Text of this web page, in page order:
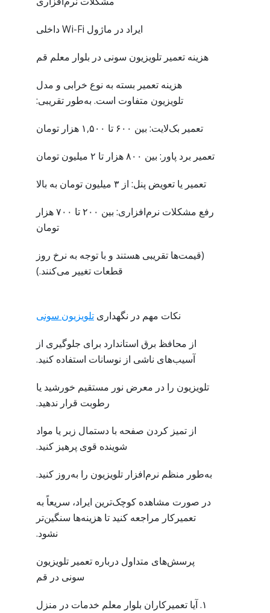
ایراد در ماژول Wi-Fi داخلی
هزینه تعمیر تلویزیون سونی در بلوار معلم قم
هزینه تعمیر بسته به نوع خرابی و مدل
تلویزیون متفاوت است. به‌طور تقریبی:
تعمیر بک‌لایت: بین ۶۰۰ تا ۱,۵۰۰ هزار تومان
تعمیر برد پاور: بین ۸۰۰ هزار تا ۲ میلیون تومان
تعمیر یا تعویض پنل: از ۳ میلیون تومان به بالا
رفع مشکلات نرم‌افزاری: بین ۲۰۰ تا ۷۰۰ هزار
تومان
(قیمت‌ها تقریبی هستند و با توجه به نرخ روز
قطعات تغییر می‌کنند.)
نکات مهم در نگهداری تلویزیون سونی
از محافظ برق استاندارد برای جلوگیری از
آسیب‌های ناشی از نوسانات استفاده کنید.
تلویزیون را در معرض نور مستقیم خورشید یا
رطوبت قرار ندهید.
از تمیز کردن صفحه با دستمال زبر یا مواد
شوینده قوی پرهیز کنید.
به‌طور منظم نرم‌افزار تلویزیون را به‌روز کنید.
در صورت مشاهده کوچک‌ترین ایراد، سریعاً به
تعمیرکار مراجعه کنید تا هزینه‌ها سنگین‌تر
نشود.
پرسش‌های متداول درباره تعمیر تلویزیون
سونی در قم
۱. آیا تعمیرکاران بلوار معلم خدمات در منزل